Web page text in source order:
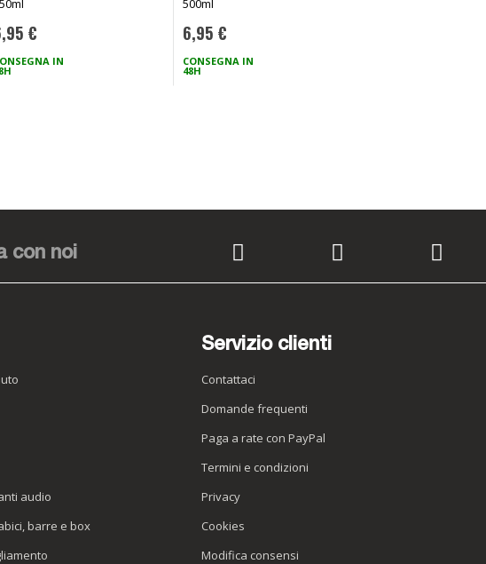
€
IN
500ml
6,95 €
CONSEGNA IN
48H
con noi
audio
barre e box
Servizio clienti
Contattaci
Domande frequenti
Paga a rate con PayPal
Termini e condizioni
Privacy
Cookies
Modifica consensi